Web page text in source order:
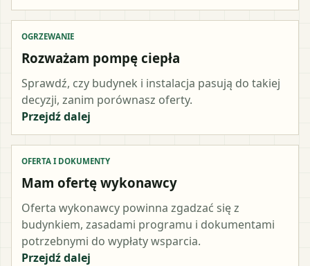
OGRZEWANIE
Rozważam pompę ciepła
Sprawdź, czy budynek i instalacja pasują do takiej
decyzji, zanim porównasz oferty.
Przejdź dalej
OFERTA I DOKUMENTY
Mam ofertę wykonawcy
Oferta wykonawcy powinna zgadzać się z
budynkiem, zasadami programu i dokumentami
potrzebnymi do wypłaty wsparcia.
Przejdź dalej